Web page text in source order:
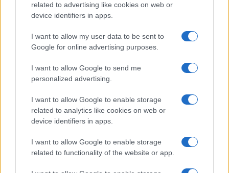
related to advertising like cookies on web or
device identifiers in apps.
I want to allow my user data to be sent to
Google for online advertising purposes.
I want to allow Google to send me
personalized advertising.
I want to allow Google to enable storage
related to analytics like cookies on web or
device identifiers in apps.
I want to allow Google to enable storage
related to functionality of the website or app.
PIÙ LETTE
Carburanti adulterati a Roma: sicurezza
stradale a rischio tra indifferenza e
irresponsabilità
Omicidio a Roma: un ragazzo sfregiato con
l’acido muore, la comunità in apprensione
Incendio al Trullo: paura e caos in un
condominio romano